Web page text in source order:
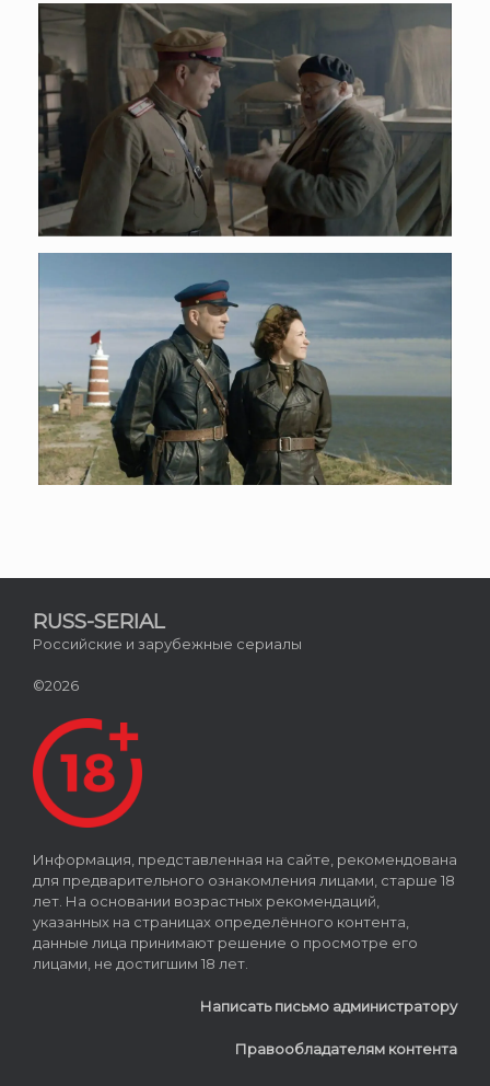
RUSS-SERIAL
Российские и зарубежные сериалы
©2026
Информация, представленная на сайте, рекомендована
для предварительного ознакомления лицами, старше 18
лет. На основании возрастных рекомендаций,
указанных на страницах определённого контента,
данные лица принимают решение о просмотре его
лицами, не достигшим 18 лет.
Написать письмо администратору
Правообладателям контента